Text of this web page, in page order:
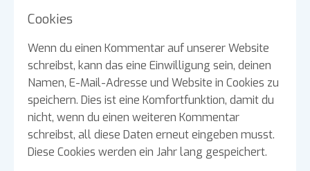
Cookies
Wenn du einen Kommentar auf unserer Website
schreibst, kann das eine Einwilligung sein, deinen
Namen, E-Mail-Adresse und Website in Cookies zu
speichern. Dies ist eine Komfortfunktion, damit du
nicht, wenn du einen weiteren Kommentar
schreibst, all diese Daten erneut eingeben musst.
Diese Cookies werden ein Jahr lang gespeichert.